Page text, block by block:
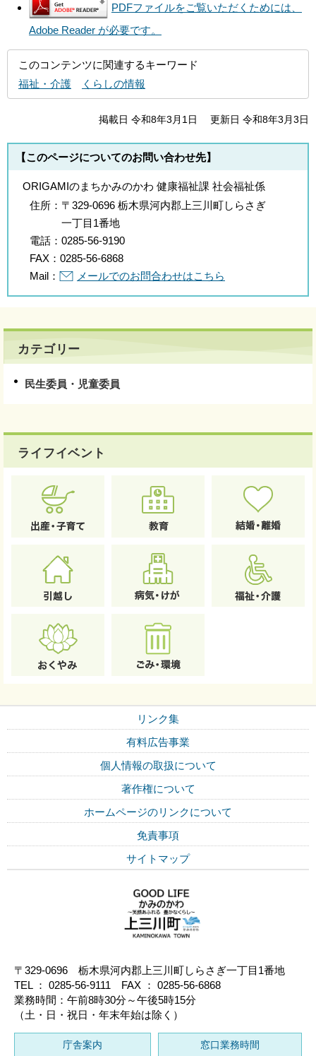
PDFファイルをご覧いただくためには、
Adobe Reader が必要です。
このコンテンツに関連するキーワード
福祉・介護
くらしの情報
掲載日 令和8年3月1日 更新日 令和8年3月3日
【このページについてのお問い合わせ先】
ORIGAMIのまちかみのかわ 健康福祉課 社会福祉係
住所： 〒329-0696 栃木県河内郡上三川町しらさぎ
一丁目1番地
電話： 0285-56-9190
FAX： 0285-56-6868
Mail：
メールでのお問合わせはこちら
カテゴリー
民生委員・児童委員
ライフイベント
リンク集
有料広告事業
個人情報の取扱について
著作権について
ホームページのリンクについて
免責事項
サイトマップ
〒329-0696 栃木県河内郡上三川町しらさぎ一丁目1番地
TEL ： 0285-56-9111 FAX ： 0285-56-6868
業務時間：午前8時30分～午後5時15分
（土・日・祝日・年末年始は除く）
庁舎案内 窓口業務時間